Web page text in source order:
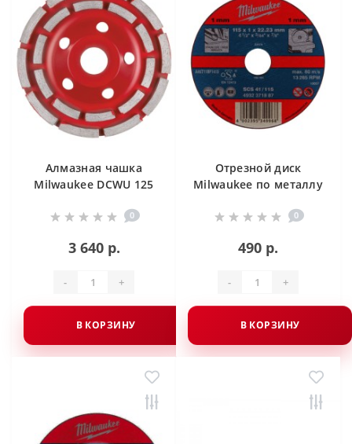
Алмазная чашка
Milwaukee DCWU 125
0
3 640 р.
- +
В КОРЗИНУ
Отрезной диск
Milwaukee по металлу
22.2 мм
0
490 р.
- +
В КОРЗИНУ